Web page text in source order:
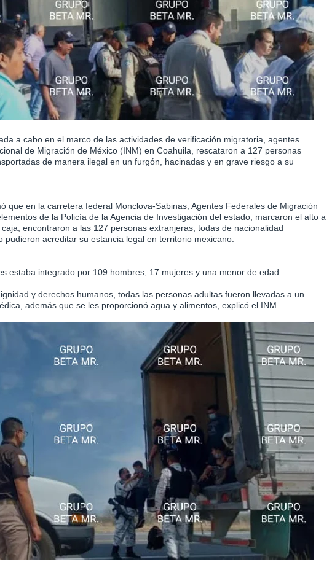
a cabo en el marco de las actividades de verificación migratoria, agentes
de Migración de México (INM) en Coahuila, rescataron a 127 personas
de manera ilegal en un furgón, hacinadas y en grave riesgo a su
que en la carretera federal Monclova-Sabinas, Agentes Federales de Migración
de la Policía de la Agencia de Investigación del estado, marcaron el alto a
encontraron a las 127 personas extranjeras, todas de nacionalidad
pudieron acreditar su estancia legal en territorio mexicano.
estaba integrado por 109 hombres, 17 mujeres y una menor de edad.
y derechos humanos, todas las personas adultas fueron llevadas a un
además que se les proporcionó agua y alimentos, explicó el INM.